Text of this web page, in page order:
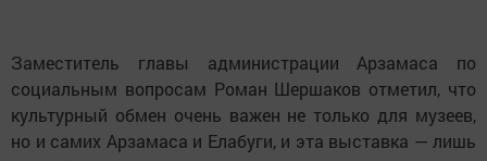
Заместитель главы администрации Арзамаса по
социальным вопросам Роман Шершаков отметил, что
культурный обмен очень важен не только для музеев,
но и самих Арзамаса и Елабуги, и эта выставка — лишь